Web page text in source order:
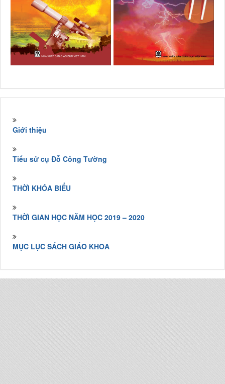
Giới thiệu
Tiểu sử cụ Đỗ Công Tường
THỜI KHÓA BIỂU
THỜI GIAN HỌC NĂM HỌC 2019 – 2020
MỤC LỤC SÁCH GIÁO KHOA